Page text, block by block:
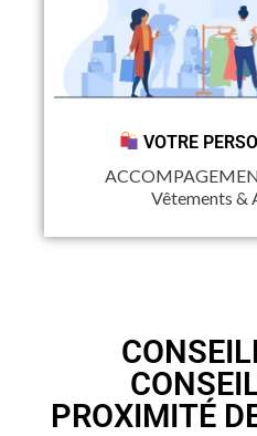
VOTRE
Vêtements &
PROXIMITÉ